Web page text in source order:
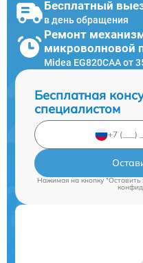
Бесплатный
в день обращения
Ремонт
микроволновой
Midea EG820CAA от
Бесплатная
специалистом
Нажимая на кнопку